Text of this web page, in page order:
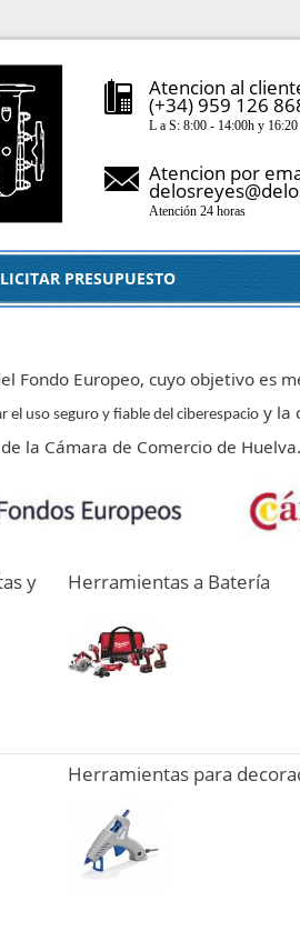
Atencion al
(+34) 959 126
L a S: 8:00 - 14:00h y
Atencion por
Atención 24 horas
PRESUPUESTO
Fondo Europeo, cuyo objetivo es
el uso seguro y fiable del ciberespacio y la
la Cámara de Comercio de
y Herramientas a Batería
Herramientas para